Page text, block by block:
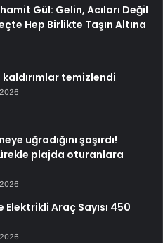
Gül: Gelin, Acıları Değil
Hep Birlikte Taşın Altına
kaldırımlar temizlendi
uğradığını şaşırdı!
plajda oturanlara
Elektrikli Araç Sayısı 450